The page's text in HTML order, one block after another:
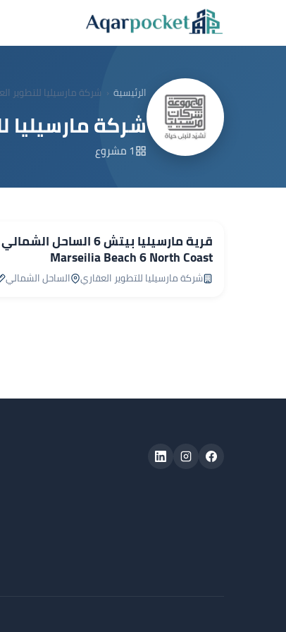
التخطي إلى المحتوى
الرئيسية شركة مارسيليا للتطوير
شركة مارسيليا
1 مشروع
قرية مارسيليا بيتش 6 الساحل الشمالي
Marseilia Beach 6 North Coast
شركة مارسيليا للتطوير العقاري الساحل الشمالي